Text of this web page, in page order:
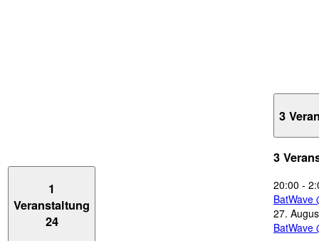
1
Veranstaltung
24
3
3
20:00 -
BatWave
27.
BatWave